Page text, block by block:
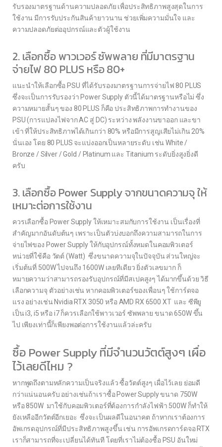
รับรองมาตรฐานด้านความปลอดภัย เพื่อประสิทธิภาพสูงสุดในการ
ใช้งาน มีการรับประกันสินค้ายาวนาน ช่วยเพิ่มความมั่นใจ และ
ความปลอดภัยต่ออุปกรณ์และตัวผู้ใช้งาน
2. เลือกซื้อ พาวเวอร์ ซัพพลาย ที่มีมาตรฐาน
จ่ายไฟ 80 PLUS หรือ 80+
แนะนำให้เลือกซื้อ PSU ที่ได้รับรองมาตรฐานการจ่ายไฟ 80 PLUS
ซึ่งจะเป็นการรับรองว่า Power Supply ตัวนี้ได้มาตรฐานหรือไม่ ซึ่ง
ความหมายสั้นๆ ของ 80 PLUS ก็คือ ประสิทธิภาพการทำงานของ
PSU (การแปลงไฟจาก AC สู่ DC) ระหว่าง พลังงานขาออก และขา
เข้า ที่ให้ประสิทธิภาพได้เกินกว่า 80% หรือมีการสูญเสียไม่เกิน 20%
นั่นเอง โดย 80 PLUS จะแบ่งออกเป็นหลายระดับ เช่น White /
Bronze / Silver / Gold / Platinum และ Titanium ระดับยิ่งสูงยิ่งดี
ครับ
3. เลือกซื้อ Power Supply จากขนาดความจุ ให้
เหมาะต่อการใช้งาน
ควรเลือกซื้อ Power Supply ให้เหมาะสมกับการใช้งาน เป็นเรื่องที่
สำคัญมากอันดับต้นๆ เพราะเป็นตัวบ่งบอกถึงความสามารถในการ
จ่ายไฟของ Power Supply ให้กับอุปกรณ์ทั้งหมดในคอมพิวเตอร์
หน่วยที่ใช้คือ วัตต์ (Watt) ซึ่งขนาดความจุในปัจจุบัน ส่วนใหญ่จะ
เริ่มต้นที่ 500W ไปจนถึง 1600W เลยทีเดียว ยิ่งตัวเลขมาก ก็
หมายความว่าสามารถรองรับอุปกรณ์ที่มีสเปคสูงๆ ได้มากขึ้นด้วย วิธี
เลือกความจุ ตัวอย่างเช่น หากคอมพิวเตอร์ของเพื่อนๆ ใช้การ์ดจอ
แรง อย่างเช่น Nvidia RTX 3050 หรือ AMD RX 6500 XT และ ซีพียู
เป็น i3, i5 หรือ i7 ก็ควรเลือกใช้พาวเวอร์ ซัพพลาย ขนาด 650W ขึ้น
ไป เพียงเท่านี้ก็เพียงพอต่อการใช้งานแล้วล่ะครับ
ซื้อ Power Supply ที่มีจำนวนวัตต์สูงๆ เผื่อ
ไว้เลยดีไหม ?
หากพูดถึงตามหลักความเป็นจริงแล้ว ซื้อวัตต์สูงๆ เผื่อไว้เลย ย่อมดี
กว่าแน่นอนครับ อย่างเช่นถ้าเราซื้อ Power Supply ขนาด 750W
หรือ 850W มาใช้กับคอมพิวเตอร์ที่ต้องการกำลังไฟฟ้า 500W ก็ทำให้
ยังเหลืออีกวัตต์อีกเยอะ ซึ่งจะเป็นผลดีในอนาคต ถ้าหากเราต้องการ
อัพเกรดอุปกรณ์ที่มีประสิทธิภาพสูงขึ้น เช่น การอัพเกรดการ์ดจอ RTX
เราก็สามารถที่จะเปลี่ยนได้ทันที โดยที่เราไม่ต้องซื้อ PSU อันใหม่